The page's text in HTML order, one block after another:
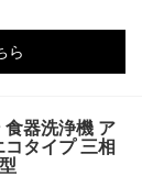
ら
器洗浄機 ア
タイプ 三相